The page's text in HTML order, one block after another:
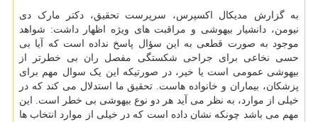
به گزارش مدیکال اکسپرس، سرپرست تحقیق، دکتر مارک دی
نیومن، دانشیار بیهوشی و مراقبت های ویژه اظهار داشت: شواهد
موجود به صورت قطعی به این سؤال پاسخ نداده است که آیا بی
حسی نخاعی برای جراحی شکستگی مفصل ران بی خطرتر از
بیهوشی عمومی است یا خیر، در صورتیکه این یک سوال مهم برای
پزشکان، بیماران و خانواده هاست. تحقیق ما استدلال می کند که در
خیلی از موارد، به نظر می آید هر دو نوع بیهوشی بی خطر است. این
مهم می باشد چونکه نشان داده است که در خیلی از موارد انتخاب ها